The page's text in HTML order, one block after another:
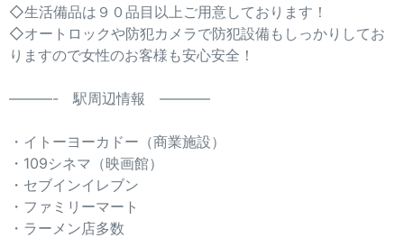
◇生活備品は９０品目以上ご用意しております！
◇オートロックや防犯カメラで防犯設備もしっかりしてお
りますので女性のお客様も安心安全！
———- 駅周辺情報 ———–
・イトーヨーカドー（商業施設）
・109シネマ（映画館）
・セブインイレブン
・ファミリーマート
・ラーメン店多数